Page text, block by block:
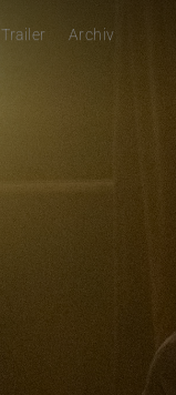
Trailer Archiv